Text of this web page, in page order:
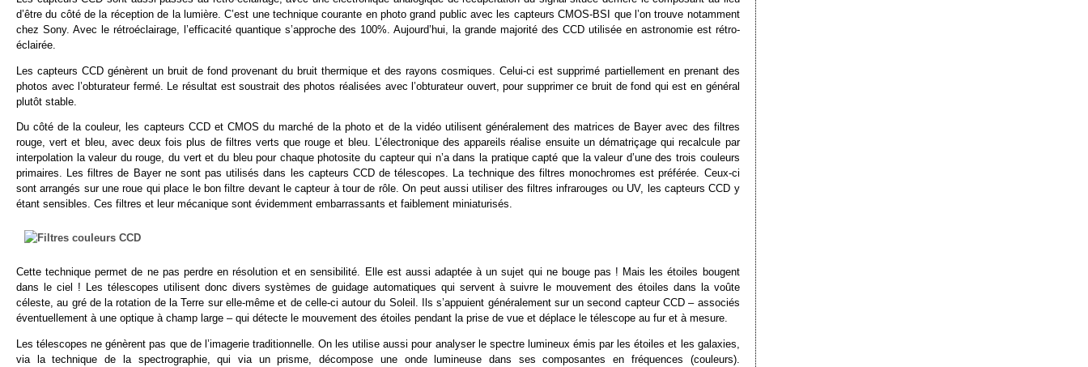
d’être du côté de la réception de la lumière. C’est une technique courante en photo grand public avec les capteurs CMOS-BSI que l’on trouve notamment
chez Sony. Avec le rétroéclairage, l’efficacité quantique s’approche des 100%. Aujourd’hui, la grande majorité des CCD utilisée en astronomie est rétro-
éclairée.
Les capteurs CCD génèrent un bruit de fond provenant du bruit thermique et des rayons cosmiques. Celui-ci est supprimé partiellement en prenant des
photos avec l’obturateur fermé. Le résultat est soustrait des photos réalisées avec l’obturateur ouvert, pour supprimer ce bruit de fond qui est en général
plutôt stable.
Du côté de la couleur, les capteurs CCD et CMOS du marché de la photo et de la vidéo utilisent généralement des matrices de Bayer avec des filtres
rouge, vert et bleu, avec deux fois plus de filtres verts que rouge et bleu. L’électronique des appareils réalise ensuite un dématriçage qui recalcule par
interpolation la valeur du rouge, du vert et du bleu pour chaque photosite du capteur qui n’a dans la pratique capté que la valeur d’une des trois couleurs
primaires. Les filtres de Bayer ne sont pas utilisés dans les capteurs CCD de télescopes. La technique des filtres monochromes est préférée. Ceux-ci
sont arrangés sur une roue qui place le bon filtre devant le capteur à tour de rôle. On peut aussi utiliser des filtres infrarouges ou UV, les capteurs CCD y
étant sensibles. Ces filtres et leur mécanique sont évidemment embarrassants et faiblement miniaturisés.
Cette technique permet de ne pas perdre en résolution et en sensibilité. Elle est aussi adaptée à un sujet qui ne bouge pas ! Mais les étoiles bougent
dans le ciel ! Les télescopes utilisent donc divers systèmes de guidage automatiques qui servent à suivre le mouvement des étoiles dans la voûte
céleste, au gré de la rotation de la Terre sur elle-même et de celle-ci autour du Soleil. Ils s’appuient généralement sur un second capteur CCD – associés
éventuellement à une optique à champ large – qui détecte le mouvement des étoiles pendant la prise de vue et déplace le télescope au fur et à mesure.
Les télescopes ne génèrent pas que de l’imagerie traditionnelle. On les utilise aussi pour analyser le spectre lumineux émis par les étoiles et les galaxies,
via la technique de la spectrographie, qui via un prisme, décompose une onde lumineuse dans ses composantes en fréquences (couleurs).